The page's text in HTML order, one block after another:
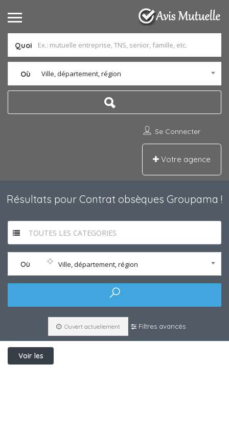
Quoi
Où Ville, département, région
Se Connecter
Votre agence
Résultats pour Contrat obsèques Groupama !
TOUTES LES CATEGORIES
Où Ville, département, région
Ouvert actuellement Filtres avancés
Voir les